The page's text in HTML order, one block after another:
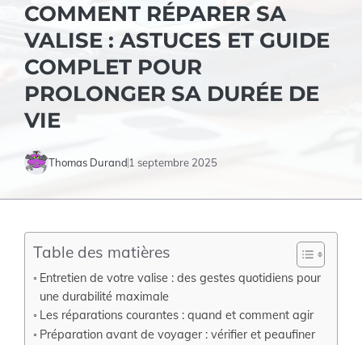
COMMENT RÉPARER SA
VALISE : ASTUCES ET GUIDE
COMPLET POUR
PROLONGER SA DURÉE DE
VIE
Thomas Durand1 septembre 2025
Table des matières
Entretien de votre valise : des gestes quotidiens pour
une durabilité maximale
Les réparations courantes : quand et comment agir
Préparation avant de voyager : vérifier et peaufiner